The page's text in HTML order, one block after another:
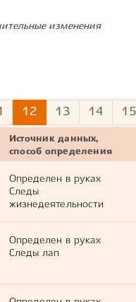
изменения
12 13 14 15
Источник данных,
способ определения
Определен в руках
Следы
жизнедеятельности
Определен в руках
Следы лап